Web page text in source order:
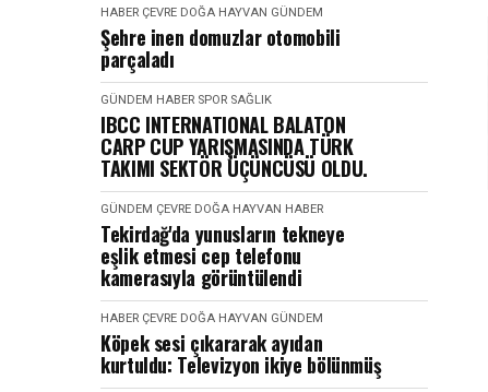
HABER ÇEVRE DOĞA HAYVAN GÜNDEM
Şehre inen domuzlar otomobili
parçaladı
GÜNDEM HABER SPOR SAĞLIK
IBCC INTERNATIONAL BALATON
CARP CUP YARIŞMASINDA TÜRK
TAKIMI SEKTÖR ÜÇÜNCÜSÜ OLDU.
GÜNDEM ÇEVRE DOĞA HAYVAN HABER
Tekirdağ'da yunusların tekneye
eşlik etmesi cep telefonu
kamerasıyla görüntülendi
HABER ÇEVRE DOĞA HAYVAN GÜNDEM
Köpek sesi çıkararak ayıdan
kurtuldu: Televizyon ikiye bölünmüş